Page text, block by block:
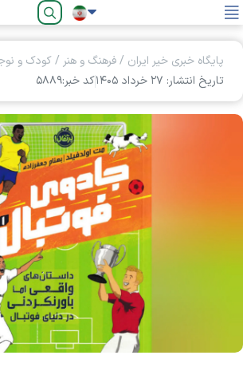
فارسی
پایگاه خبری خیر ایران /فرهنگ و هنر /کودک و
تاریخ انتشار: ۲۷ خرداد ۱۴۰۵
کد خبر:۵۸۸۹